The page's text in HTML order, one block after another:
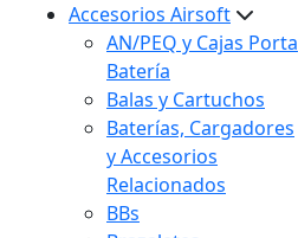
Accesorios Airsoft
AN/PEQ y Cajas Porta
Batería
Balas y Cartuchos
Baterías, Cargadores
y Accesorios
Relacionados
BBs